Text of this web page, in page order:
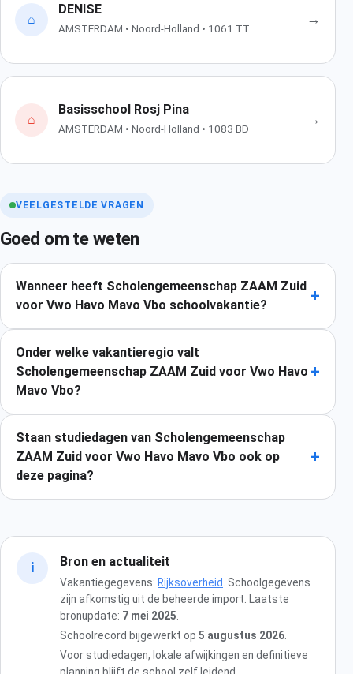
⌂
DENISE
AMSTERDAM • Noord-Holland • 1061 TT
→
⌂
Basisschool Rosj Pina
AMSTERDAM • Noord-Holland • 1083 BD
→
VEELGESTELDE VRAGEN
Goed om te weten
Wanneer heeft Scholengemeenschap ZAAM Zuid
voor Vwo Havo Mavo Vbo schoolvakantie?
+
Onder welke vakantieregio valt
Scholengemeenschap ZAAM Zuid voor Vwo Havo
Mavo Vbo?
+
Staan studiedagen van Scholengemeenschap
ZAAM Zuid voor Vwo Havo Mavo Vbo ook op
deze pagina?
+
i Bron en actualiteit
Vakantiegegevens: Rijksoverheid . Schoolgegevens
zijn afkomstig uit de beheerde import. Laatste
bronupdate: 7 mei 2025
Schoolrecord bijgewerkt op 5 augustus 2026
Voor studiedagen, lokale afwijkingen en definitieve